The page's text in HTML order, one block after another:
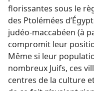
florissantes sous le
des Ptolémées
judéo-maccabéen (à
compromit leur
Même si leur
nombreux Juifs, ces
centres de la culture